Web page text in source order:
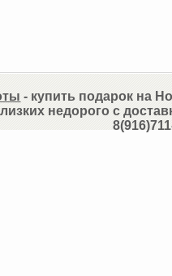
- купить подарок на
недорого с